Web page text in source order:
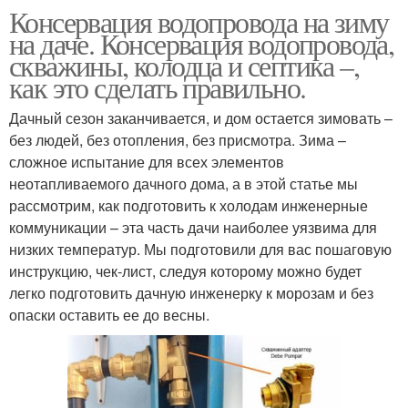
Консервация водопровода на зиму
на даче. Консервация водопровода,
скважины, колодца и септика –,
как это сделать правильно.
Дачный сезон заканчивается, и дом остается зимовать –
без людей, без отопления, без присмотра. Зима –
сложное испытание для всех элементов
неотапливаемого дачного дома, а в этой статье мы
рассмотрим, как подготовить к холодам инженерные
коммуникации – эта часть дачи наиболее уязвима для
низких температур. Мы подготовили для вас пошаговую
инструкцию, чек-лист, следуя которому можно будет
легко подготовить дачную инженерку к морозам и без
опаски оставить ее до весны.